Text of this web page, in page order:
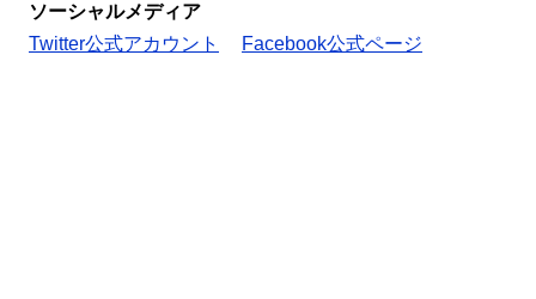
ソーシャルメディア
Twitter公式アカウント
Facebook公式ページ